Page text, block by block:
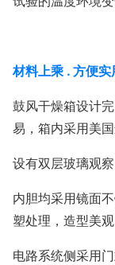
材料上乘 . 方便实
鼓风干燥箱设计
易，箱内采用美国
设有双层玻璃观
内胆均采用镜面
塑处理，造型美观
电路系统侧采用